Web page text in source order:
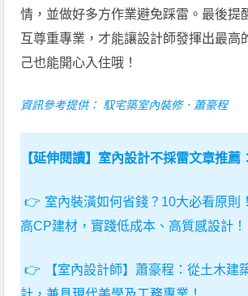
情，並做好多方作業避免踩雷。最後提
互尊重專業，才能讓設計師發揮出最高
己也能開心入住哦！
資訊參考提供： 馭宅築室內裝修．蕭豪程
【延伸閱讀】室內設計不採雷文章推薦 ：
室內裝潢如何省錢？10大必看原則
高CP建材，實踐低成本、高質感設計！
【室內設計師】蕭豪程：從土木建